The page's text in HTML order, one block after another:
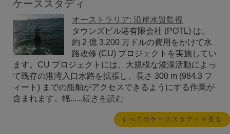
ケーススタディ
オーストラリア: 沿岸水質監視
タウンズビル港有限会社 (POTL) は、
約 2 億 3,200 万ドルの費用をかけて水
路改修 (CU) プロジェクトを実施してい
ます。CU プロジェクトには、大規模な浚渫活動によっ
て既存の港湾入口水路を拡張し、長さ 300 m (984.3 フ
ィート) までの船舶がアクセスできるようにする作業が
含まれます。幅......続きを読む
すべてのケーススタディを見る